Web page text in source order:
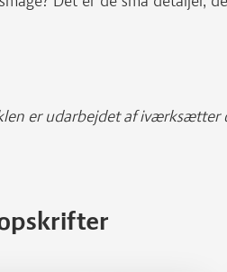
er udarbejdet af iværksætter